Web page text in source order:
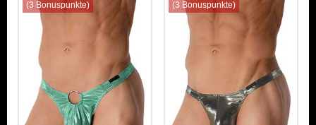
(3 Bonuspunkte) (3 Bonuspunkte)